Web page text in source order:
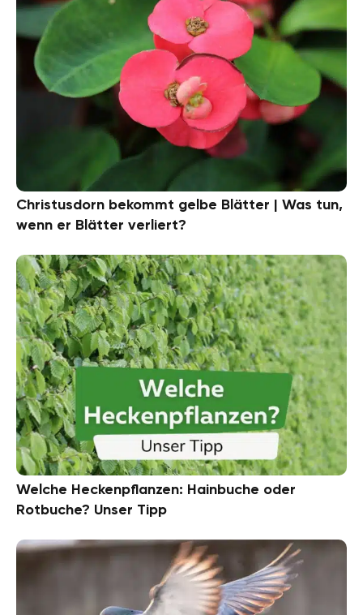
Christusdorn bekommt gelbe Blätter | Was tun,
wenn er Blätter verliert?
Welche Heckenpflanzen: Hainbuche oder
Rotbuche? Unser Tipp